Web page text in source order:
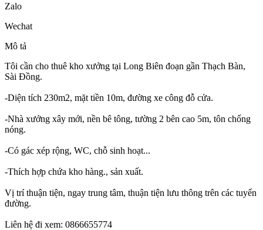
Zalo
Wechat
Mô tả
Tôi cần cho thuê kho xưởng tại Long Biên đoạn gần Thạch Bàn,
Sài Đồng.
-Diện tích 230m2, mặt tiền 10m, đường xe công đỗ cửa.
-Nhà xưởng xây mới, nền bê tông, tường 2 bên cao 5m, tôn chống
nóng.
-Có gác xép rộng, WC, chỗ sinh hoạt...
-Thích hợp chứa kho hàng., sản xuất.
Vị trí thuận tiện, ngay trung tâm, thuận tiện lưu thông trên các tuyến
đường.
Liên hệ đi xem: 0866655774